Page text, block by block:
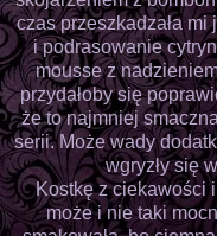
czas przeszkadzała mi
i podrasowanie
mousse z
przydałoby się
że to najmniej
serii. Może wady
wgryzły się
Kostkę z ciekawości i
może i nie taki